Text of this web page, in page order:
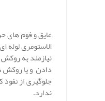
عایق و فوم های
الاستومری
نیازمند به
دادن و یا روکش
جلوگیری از
ندارد.